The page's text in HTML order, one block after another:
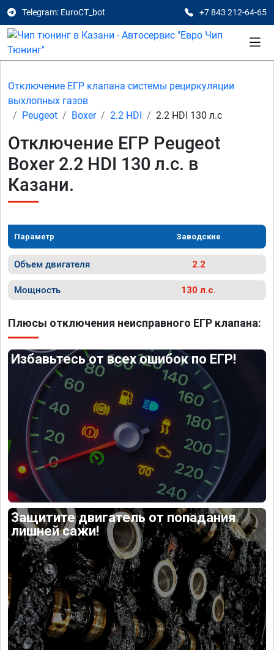
Telegram: EuroCT_bot +7 843 212-64-65
Отключение ЕГР клапана системы рециркуляции
выхлопных газов
Peugeot
Boxer 2.2 HDI 2.2 HDI 130 л.с
Отключение ЕГР Peugeot
Boxer 2.2 HDI 130 л.с. в
Казани.
Параметр Заводские
Объем двигателя 2.2
Мощность 130 л.с.
Плюсы отключения неисправного ЕГР клапана:
Избавьтесь от всех ошибок по ЕГР!
Защитите двигатель от попадания
лишней сажи!